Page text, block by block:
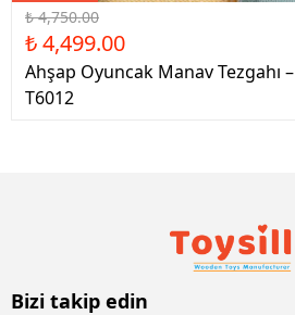
₺ 4,750.00
₺ 4,499.00
Ahşap Oyuncak Manav Tezgahı –
T6012
Bizi takip edin